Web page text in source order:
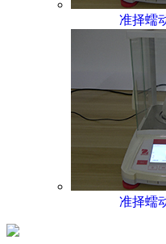
准择蠕
准择蠕